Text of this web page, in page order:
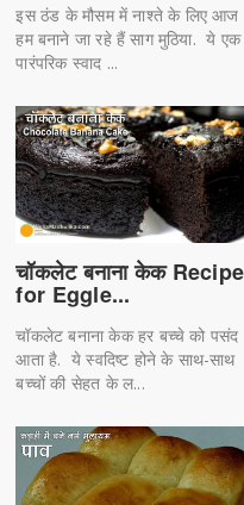
इस ठंड के मौसम में नाश्ते के लिए आज
हम बनाने जा रहे हैं साग मुठिया. ये एक
पारंपरिक स्वाद ...
चॉकलेट बनाना केक Recipe
for Eggle...
चॉकलेट बनाना केक हर बच्चे को पसंद
आता है. ये स्वदिष्ट होने के साथ-साथ
बच्चों की सेहत के ल...